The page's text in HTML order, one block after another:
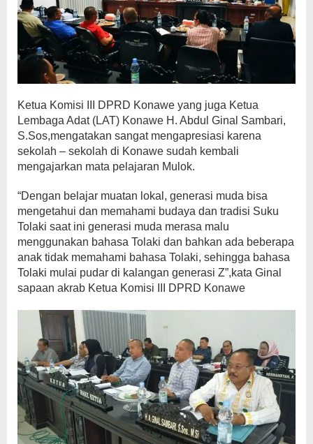
Ketua Komisi III DPRD Konawe yang juga Ketua
Lembaga Adat (LAT) Konawe H. Abdul Ginal Sambari,
S.Sos,mengatakan sangat mengapresiasi karena
sekolah – sekolah di Konawe sudah kembali
mengajarkan mata pelajaran Mulok.
“Dengan belajar muatan lokal, generasi muda bisa
mengetahui dan memahami budaya dan tradisi Suku
Tolaki saat ini generasi muda merasa malu
menggunakan bahasa Tolaki dan bahkan ada beberapa
anak tidak memahami bahasa Tolaki, sehingga bahasa
Tolaki mulai pudar di kalangan generasi Z”,kata Ginal
sapaan akrab Ketua Komisi III DPRD Konawe